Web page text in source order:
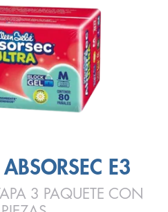
ABSORSEC E3
3 PAQUETE CON